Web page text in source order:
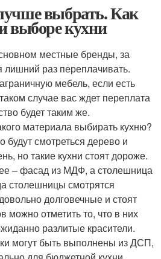
выбрать. Как
выборе кухни
местные бренды, за
лишний раз переплачивать.
мебель, если есть
случае вас ждет переплата
будет таким же.
материала выбирать кухню?
будут смотреться дерево и
но такие кухни стоят дороже.
– фасад из МДФ, а столешница
столешницы смотрятся
долговечные и стоят
можно отметить то, что в них
разлитые красители.
могут быть выполнены из ДСП,